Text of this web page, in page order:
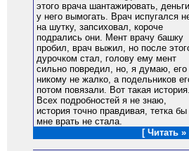
этого врача шантажировать, деньги
у него вымогать. Врач испугался
на шутку, запсиховал, короче
подрались они. Мент врачу башку
пробил, врач выжил, но после
дурочком стал, голову ему мент
сильно повредил, но, я думаю, его
никому не жалко, а подельников
потом повязали. Вот такая история.
Всех подробностей я не знаю,
история точно правдивая, тетка бы
мне врать не стала.
[ Читать »